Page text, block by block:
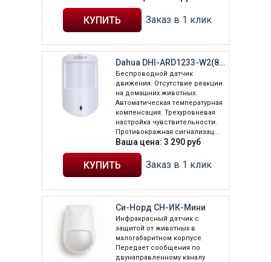
Заказ в 1 клик
Dahua DHI-ARD1233-W2(868)
Беспроводной датчик
движения. Отсутствие реакции
на домашних животных.
Автоматическая температурная
компенсация. Трехуровневая
настройка чувствительности.
Противокражная сигнализац...
Ваша цена: 3 290 руб
Заказ в 1 клик
Си-Норд СН-ИК-Мини
Инфракрасный датчик с
защитой от животных в
малогабаритном корпусе.
Передает сообщения по
двунаправленному каналу